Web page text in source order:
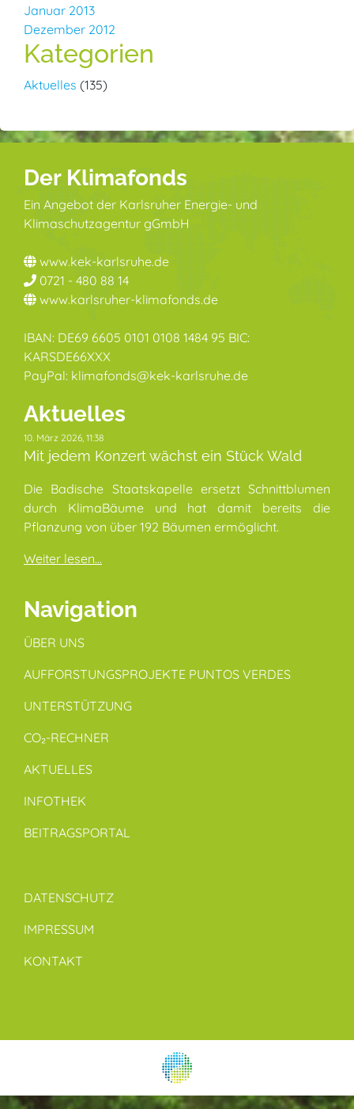
Januar 2013
Dezember 2012
Kategorien
Aktuelles (135)
Der Klimafonds
Ein Angebot der Karlsruher Energie- und
Klimaschutzagentur gGmbH
www.kek-karlsruhe.de
0721 - 480 88 14
www.karlsruher-klimafonds.de
IBAN: DE69 6605 0101 0108 1484 95 BIC:
KARSDE66XXX
PayPal: klimafonds@kek-karlsruhe.de
Aktuelles
10. März 2026, 11:38
Mit jedem Konzert wächst ein Stück Wald
Die Badische Staatskapelle ersetzt Schnittblumen
durch KlimaBäume und hat damit bereits die
Pflanzung von über 192 Bäumen ermöglicht.
Weiter lesen...
Navigation
ÜBER UNS
AUFFORSTUNGSPROJEKTE PUNTOS VERDES
UNTERSTÜTZUNG
CO₂-RECHNER
AKTUELLES
INFOTHEK
BEITRAGSPORTAL
DATENSCHUTZ
IMPRESSUM
KONTAKT